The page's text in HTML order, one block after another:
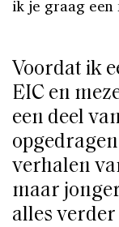
ik je graag
Voordat ik
EIC en
een deel
verhalen
maar
alles